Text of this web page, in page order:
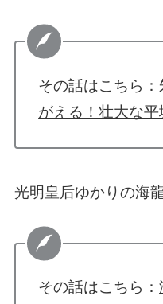
その話はこちら：
がえる！壮大な平
光明皇后ゆかりの海
その話はこちら：